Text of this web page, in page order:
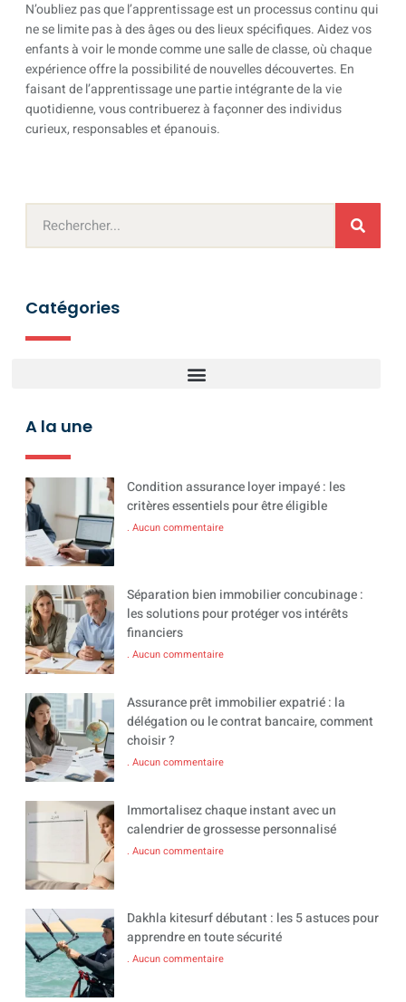
N’oubliez pas que l’apprentissage est un processus continu qui
ne se limite pas à des âges ou des lieux spécifiques. Aidez vos
enfants à voir le monde comme une salle de classe, où chaque
expérience offre la possibilité de nouvelles découvertes. En
faisant de l’apprentissage une partie intégrante de la vie
quotidienne, vous contribuerez à façonner des individus
curieux, responsables et épanouis.
Catégories
A la une
Condition assurance loyer impayé : les
critères essentiels pour être éligible
Aucun commentaire
Séparation bien immobilier concubinage :
les solutions pour protéger vos intérêts
financiers
Aucun commentaire
Assurance prêt immobilier expatrié : la
délégation ou le contrat bancaire, comment
choisir ?
Aucun commentaire
Immortalisez chaque instant avec un
calendrier de grossesse personnalisé
Aucun commentaire
Dakhla kitesurf débutant : les 5 astuces pour
apprendre en toute sécurité
Aucun commentaire